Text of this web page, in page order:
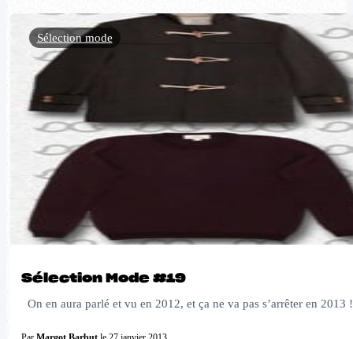
Sélection Mode #19
On en aura parlé et vu en 2012, et ça ne va pas s’arrêter en
Sélection mode